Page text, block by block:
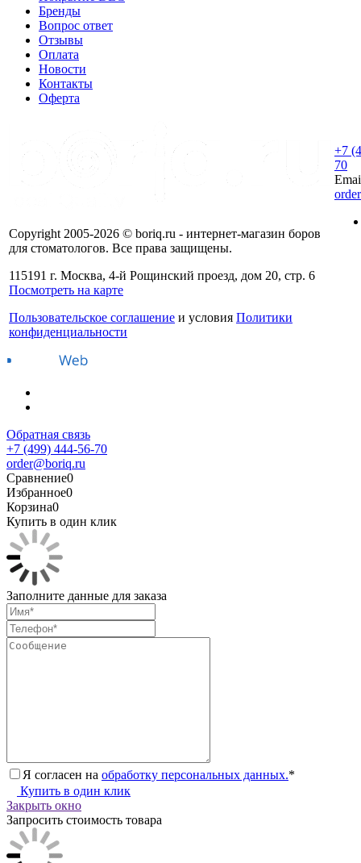
Бренды
Вопрос ответ
Отзывы
Оплата
Новости
Контакты
Оферта
Copyright 2005-2026 © boriq.ru - интернет-магазин боров
для стоматологов. Все права защищены.
115191 г. Москва, 4-й Рощинский проезд, дом 20, стр. 6
Посмотреть на карте
Пользовательское соглашение и условия Политики
конфиденциальности
+7
70
Обратная связь
+7 (499) 444-56-70
order@boriq.ru
Сравнение0
Избранное0
Корзина0
Купить в один клик
Заполните данные для заказа
Я согласен на обработку персональных данных.*
Купить в один клик
Закрыть окно
Запросить стоимость товара